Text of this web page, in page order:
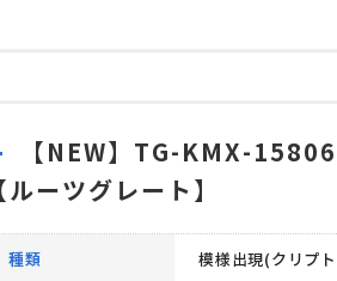
【NEW】TG-KMX-
ルーツグレート】
種類 模様出現(クリプ